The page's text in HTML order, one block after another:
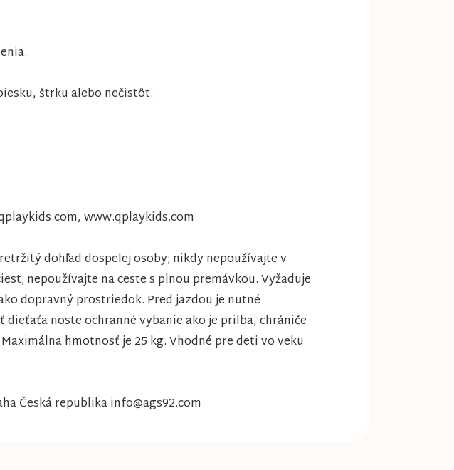
štrku alebo nečistôt.
www.qplaykids.com
dohľad dospelej osoby; nikdy nepoužívajte v
nepoužívajte na ceste s plnou premávkou. Vyžaduje
dopravný prostriedok. Pred jazdou je nutné
noste ochranné vybanie ako je prilba, chrániče
hmotnosť je 25 kg. Vhodné pre deti vo veku
Česká republika info@ags92.com